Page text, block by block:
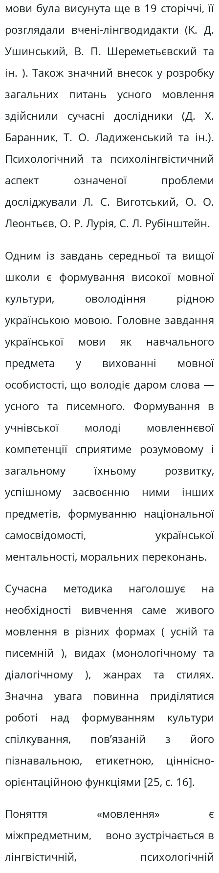
мови була висунута ще в 19 сторіччі, її
розглядали вчені-лінгводидакти (К. Д.
Ушинський, В. П. Шереметьєвский та
ін. ). Також значний внесок у розробку
загальних питань усного мовлення
здійснили сучасні дослідники (Д. Х.
Баранник, Т. О. Ладиженський та ін.).
Психологічний та психолінгвістичний
аспект означеної проблеми
досліджували Л. С. Виготський, О. О.
Леонтьєв, О. Р. Лурія, С. Л. Рубінштейн.
Одним із завдань середньої та вищої
школи є формування високої мовної
культури, оволодіння рідною
українською мовою. Головне завдання
української мови як навчального
предмета у вихованні мовної
особистості, що володіє даром слова —
усного та писемного. Формування в
учнівської молоді мовленнєвої
компетенції сприятиме розумовому і
загальному їхньому розвитку,
успішному засвоєнню ними інших
предметів, формуванню національної
самосвідомості, української
ментальності, моральних переконань.
Сучасна методика наголошує на
необхідності вивчення саме живого
мовлення в різних формах ( усній та
писемній ), видах (монологічному та
діалогічному ), жанрах та стилях.
Значна увага повинна приділятися
роботі над формуванням культури
спілкування, пов’язаній з його
пізнавальною, етикетною, ціннісно-
орієнтаційною функціями [25, c. 16].
Поняття «мовлення» є
міжпредметним, воно зустрічається в
лінгвістичній, психологічній